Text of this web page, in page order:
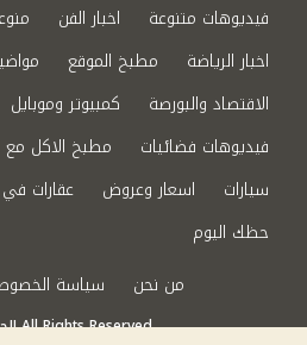
فيديوهات متنوعة
اخبار الفن
اخبار الرياضة
مطبخ الموقع
الاقتصاد والبورصة
كمبيوتر وموبايل
فيديوهات فضائيات
مطبخ الاكل
سيارات
اسعار وعروض عقارات
حظك اليوم
من نحن
سياسة
©2024 الحق والضلال All Rights Reserved.